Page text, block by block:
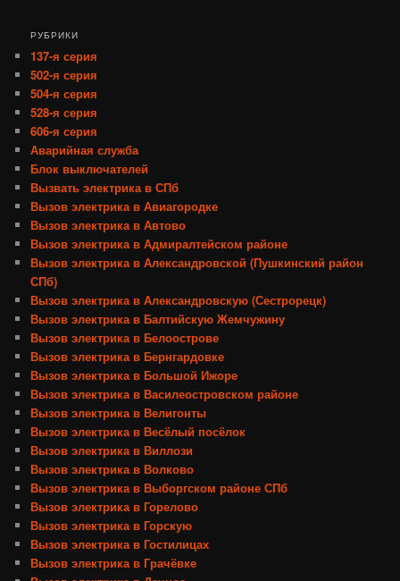
РУБРИКИ
137-я серия
502-я серия
504-я серия
528-я серия
606-я серия
Аварийная служба
Блок выключателей
Вызвать электрика в СПб
Вызов электрика в Авиагородке
Вызов электрика в Автово
Вызов электрика в Адмиралтейском районе
Вызов электрика в Александровской (Пушкинский район
СПб)
Вызов электрика в Александровскую (Сестрорецк)
Вызов электрика в Балтийскую Жемчужину
Вызов электрика в Белоострове
Вызов электрика в Бернгардовке
Вызов электрика в Большой Ижоре
Вызов электрика в Василеостровском районе
Вызов электрика в Велигонты
Вызов электрика в Весёлый посёлок
Вызов электрика в Виллози
Вызов электрика в Волково
Вызов электрика в Выборгском районе СПб
Вызов электрика в Горелово
Вызов электрика в Горскую
Вызов электрика в Гостилицах
Вызов электрика в Грачёвке